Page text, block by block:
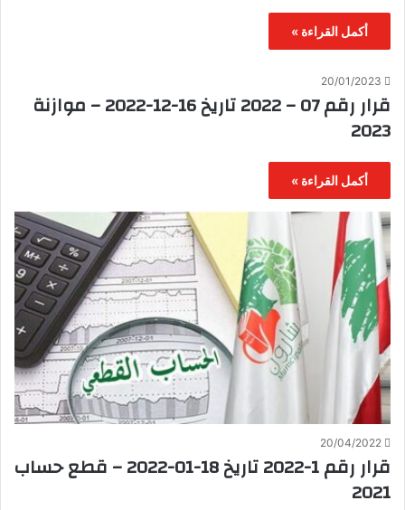
أكمل القراءة »
20/01/2023
قرار رقم 07 – 2022 تاريخ 16-12-2022 – موازنة
2023
أكمل القراءة »
20/04/2022
قرار رقم 1-2022 تاريخ 18-01-2022 – قطع حساب
2021